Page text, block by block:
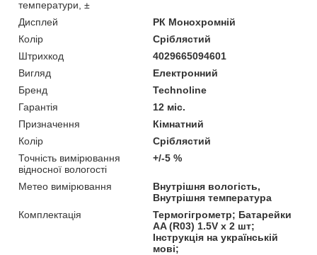
температури, ±
Дисплей
РК Монохромній
Колір
Сріблястий
Штрихкод
4029665094601
Вигляд
Електронний
Бренд
Technoline
Гарантія
12 міс.
Призначення
Кімнатний
Колір
Сріблястий
Точність вимірювання
відносної вологості
+/-5 %
Метео вимірювання
Внутрішня вологість,
Внутрішня температура
Комплектація
Термогігрометр; Батарейки
AA (R03) 1.5V х 2 шт;
Інструкція на українській
мові;